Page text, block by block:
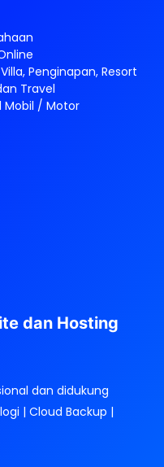
Penginapan, Resort
Travel
Mobil / Motor
dan Hosting
dan didukung
| Cloud Backup |